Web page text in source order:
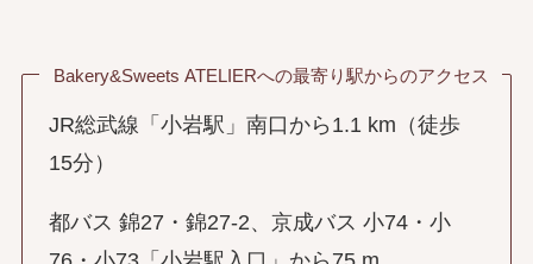
Bakery&Sweets ATELIERへの最寄り駅からのアクセス
JR総武線「小岩駅」南口から1.1 km（徒歩
15分）
都バス 錦27・錦27-2、京成バス 小74・小